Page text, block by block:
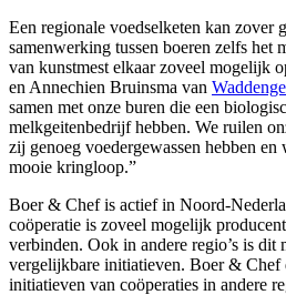
Een regionale voedselketen kan zover
samenwerking tussen boeren zelfs het
van kunstmest elkaar zoveel mogelijk
en Annechien Bruinsma van
samen met onze buren die een
melkgeitenbedrijf hebben. We ruilen
zij genoeg voedergewassen hebben
mooie kringloop.”
Boer & Chef is actief in Noord-
coöperatie is zoveel mogelijk
verbinden. Ook in andere regio’s is dit
vergelijkbare initiatieven. Boer & Chef
initiatieven van coöperaties in andere